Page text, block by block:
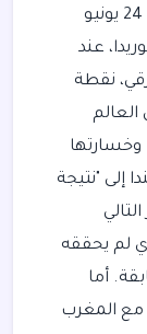
تُعد هذه المواجهة المرتقبة، المقامة في 24 يونيو
عند
نقطة
وخسارتها
إلى "نتيجة
لم يحققه
أما
بالنسبة للبرازيل، وبعد تعادلها المثير 1-1 مع المغرب